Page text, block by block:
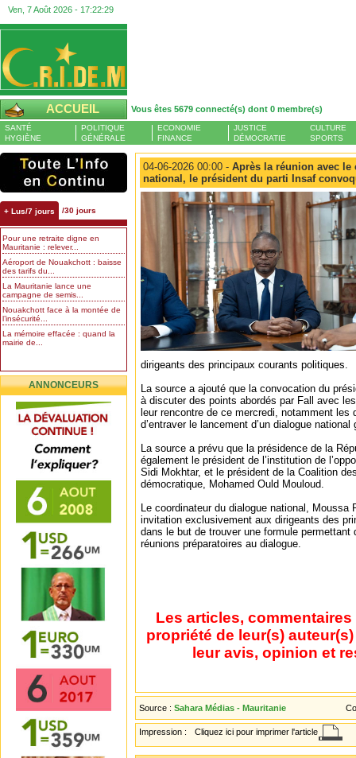
Ven, 7 Août 2026 - 17:22:30
ACCUEIL Vous êtes 5679 connecté(s) dont 0 membre(s)
SANTÉ
HYGIÈNE
POLITIQUE
GÉNÉRALE
ECONOMIE
FINANCE
JUSTICE
DÉMOCRATIE
CULTURE
SPORTS
+ Lus/7 jours /30 jours
Pour une retraite digne en
Mauritanie : relever...
Aéroport de Nouakchott : baisse
des tarifs du...
La Mauritanie lance une
campagne de semis...
Nouakchott face à la montée de
l’insécurité...
La mémoire effacée : quand la
mairie de...
ANNONCEURS
04-06-2026 00:00 - Après la réunion avec
national, le président du parti Insaf
dirigeants des principaux courants politiques.
La source a ajouté que la convocation du
à discuter des points abordés par Fall avec
leur rencontre de ce mercredi, notamment les
d’entraver le lancement d’un dialogue national
La source a prévu que la présidence de la
également le président de l’institution de
Sidi Mokhtar, et le président de la Coalition
démocratique, Mohamed Ould Mouloud.
Le coordinateur du dialogue national, Moussa
invitation exclusivement aux dirigeants des
dans le but de trouver une formule permettant
réunions préparatoires au dialogue.
Les articles,
propriété de leur(s)
leur avis, opinion et
Source : Sahara Médias - Mauritanie
Impression : Cliquez ici pour imprimer l'article